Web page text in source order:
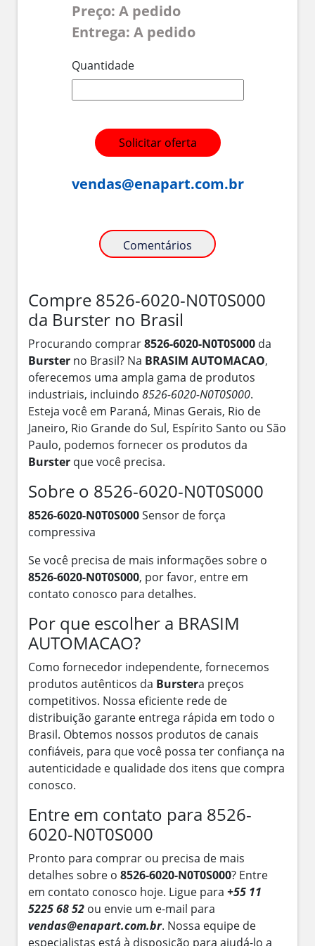
Preço: A pedido
Entrega: A pedido
Quantidade
Solicitar oferta
vendas@enapart.com.br
Comentários
Compre 8526-6020-N0T0S000
da Burster no Brasil
Procurando comprar8526-6020-N0T0S000 da
Burster no Brasil? Na BRASIM AUTOMACAO,
oferecemos uma ampla gama de produtos
industriais, incluindo 8526-6020-N0T0S000.
Esteja você em Paraná, Minas Gerais, Rio de
Janeiro, Rio Grande do Sul, Espírito Santo ou São
Paulo, podemos fornecer os produtos da
Burster que você precisa.
Sobre o 8526-6020-N0T0S000
8526-6020-N0T0S000Sensor de força
compressiva
Se você precisa de mais informações sobre o
8526-6020-N0T0S000, por favor, entre em
contato conosco para detalhes.
Por que escolher a BRASIM
AUTOMACAO?
Como fornecedor independente, fornecemos
produtos autênticos da Burstera preços
competitivos. Nossa eficiente rede de
distribuição garante entrega rápida em todo o
Brasil. Obtemos nossos produtos de canais
confiáveis, para que você possa ter confiança na
autenticidade e qualidade dos itens que compra
conosco.
Entre em contato para 8526-
6020-N0T0S000
Pronto para comprar ou precisa de mais
detalhes sobre o 8526-6020-N0T0S000? Entre
em contato conosco hoje. Ligue para +55 11
5225 68 52 ou envie um e-mail para
vendas@enapart.com.br. Nossa equipe de
especialistas está à disposição para ajudá-lo a